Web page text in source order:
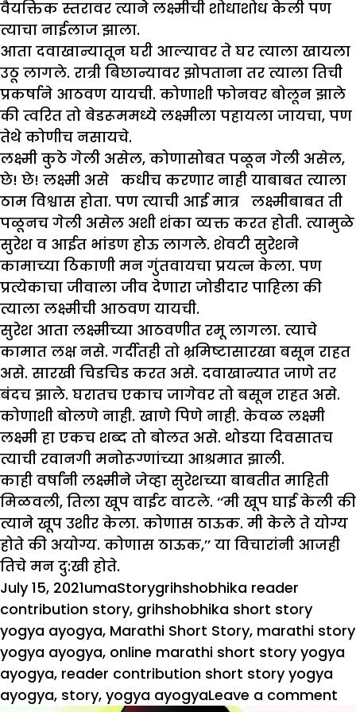
वैयक्तिक स्तरावर त्याने लक्ष्मीची शोधाशोध केली पण
त्याचा नाईलाज झाला.
आता दवाखान्यातून घरी आल्यावर ते घर त्याला खायला
उठू लागले. रात्री बिछान्यावर झोपताना तर त्याला तिची
प्रकर्षाने आठवण यायची. कोणाशी फोनवर बोलून झाले
की त्वरित तो बेडरूममध्ये लक्ष्मीला पहायला जायचा, पण
तेथे कोणीच नसायचे.
लक्ष्मी कुठे गेली असेल, कोणासोबत पळून गेली असेल,
छे! छे! लक्ष्मी असे कधीच करणार नाही याबाबत त्याला
ठाम विश्वास होता. पण त्याची आई मात्र लक्ष्मीबाबत ती
पळूनच गेली असेल अशी शंका व्यक्त करत होती. त्यामुळे
सुरेश व आईत भांडण होऊ लागले. शेवटी सुरेशने
कामाच्या ठिकाणी मन गुंतवायचा प्रयत्न केला. पण
प्रत्येकाचा जीवाला जीव देणारा जोडीदार पाहिला की
त्याला लक्ष्मीची आठवण यायची.
सुरेश आता लक्ष्मीच्या आठवणीत रमू लागला. त्याचे
कामात लक्ष नसे. गर्दीतही तो भ्रमिष्टासारखा बसून राहत
असे. सारखी चिडचिड करत असे. दवाखान्यात जाणे तर
बंदच झाले. घरातच एकाच जागेवर तो बसून राहत असे.
कोणाशी बोलणे नाही. खाणे पिणे नाही. केवळ लक्ष्मी
लक्ष्मी हा एकच शब्द तो बोलत असे. थोडया दिवसातच
त्याची रवानगी मनोरूग्णांच्या आश्रमात झाली.
काही वर्षांनी लक्ष्मीने जेव्हा सुरेशच्या बाबतीत माहिती
मिळवली, तिला खूप वाईट वाटले. ‘‘मी खूप घाई केली की
त्याने खूप उशीर केला. कोणास ठाऊक. मी केले ते योग्य
होते की अयोग्य. कोणास ठाऊक,’’ या विचारांनी आजही
तिचे मन दु:खी होते.
Posted
on
July 15, 2021Author
umaCategories
StoryTags
grihshobhika reader
contribution story, grihshobhika short story
yogya ayogya, Marathi Short Story, marathi story
yogya ayogya, online marathi short story yogya
ayogya, reader contribution short story yogya
ayogya, story, yogya ayogyaLeave a comment